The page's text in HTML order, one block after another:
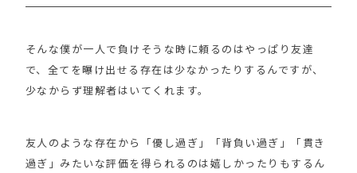
そんな僕が一人で負けそうな時に頼るのはやっぱり友達
で、全てを曝け出せる存在は少なかったりするんですが、
少なからず理解者はいてくれます。
友人のような存在から「優し過ぎ」「背負い過ぎ」「貫き
過ぎ」みたいな評価を得られるのは嬉しかったりもするん